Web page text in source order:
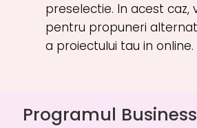
preselectie. In acest caz,
pentru propuneri
a proiectului tau in online.
Programul